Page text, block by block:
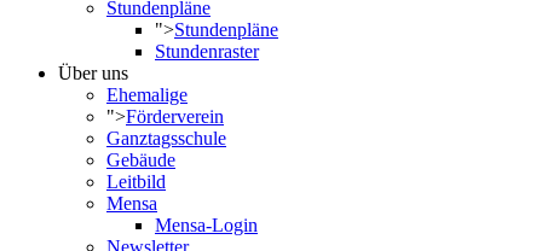
Stundenpläne
">Stundenpläne
Stundenraster
Über uns
Ehemalige
">Förderverein
Ganztagsschule
Gebäude
Leitbild
Mensa
Mensa-Login
Newsletter